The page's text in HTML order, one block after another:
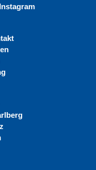
Instagram